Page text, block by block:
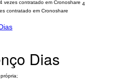
4
contratado em Cronoshare
Dias